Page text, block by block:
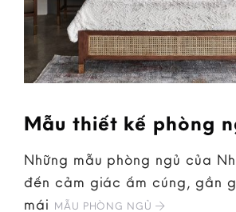
Mẫu thiết kế phòng
Những mẫu phòng ngủ của
đến cảm giác ấm cúng, gần
mái MẪU PHÒNG NGỦ